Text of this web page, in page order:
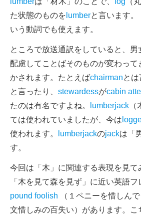
た状態のものを lumberと言います。
いう動詞でも使えます。
ところで放送通訳をしていると、男
配慮してことばそのものが変わっ
かされます。たとえばchairmanとは
と言ったり、 stewardessがcabin
たのは有名ですよね。
lumberjack
ては使われていましたが、今は
使われます。
lumberjackのjackは「
す。
今回は「木」に関連する表現を見て
「木を見て森を見ず」に近い英語フ
pound foolish （１ペニーを惜しん
文惜しみの百失い）があります。こ